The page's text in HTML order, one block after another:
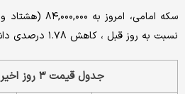
سکه امامی،
نسبت به روز قبل ، کاهش ۱.۷۸ درصدی داشته است.
جدول قیمت ۳ روز اخیر سکه امامی